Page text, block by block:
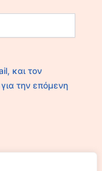
και τον
την επόμενη